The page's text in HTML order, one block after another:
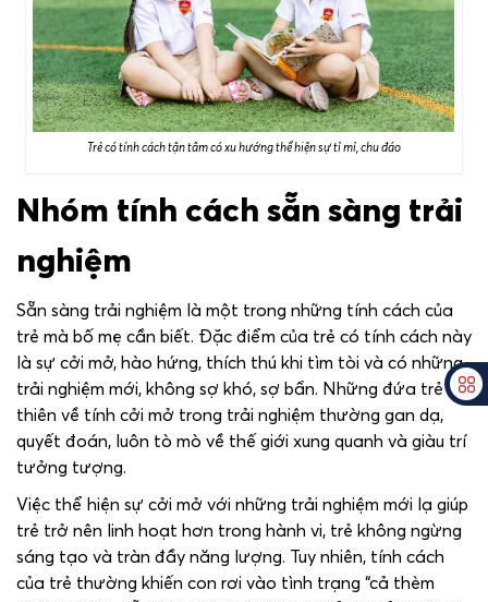
Trẻ có tính cách tận tâm có xu hướng thể hiện sự tỉ mỉ, chu đáo
Nhóm tính cách sẵn sàng trải
nghiệm
Sẵn sàng trải nghiệm là một trong những tính cách của
trẻ mà bố mẹ cần biết. Đặc điểm của trẻ có tính cách này
là sự cởi mở, hào hứng, thích thú khi tìm tòi và có những
trải nghiệm mới, không sợ khó, sợ bẩn. Những đứa trẻ
thiên về tính cởi mở trong trải nghiệm thường gan dạ,
quyết đoán, luôn tò mò về thế giới xung quanh và giàu trí
tưởng tượng.
Việc thể hiện sự cởi mở với những trải nghiệm mới lạ giúp
trẻ trở nên linh hoạt hơn trong hành vi, trẻ không ngừng
sáng tạo và tràn đầy năng lượng. Tuy nhiên, tính cách
của trẻ thường khiến con rơi vào tình trạng “cả thèm